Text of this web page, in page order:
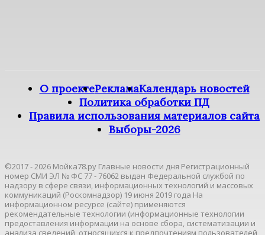
О проектеРекламаКалендарь новостей
Политика обработки ПД
Правила использования материалов сайта
Выборы-2026
©2017 - 2026 Мойка78.ру Главные новости дня Регистрационный
номер СМИ ЭЛ № ФС 77 - 76062 выдан Федеральной службой по
надзору в сфере связи, информационных технологий и массовых
коммуникаций (Роскомнадзор) 19 июня 2019 года На
информационном ресурсе (сайте) применяются
рекомендательные технологии (информационные технологии
предоставления информации на основе сбора, систематизации и
анализа сведений, относящихся к предпочтениям пользователей